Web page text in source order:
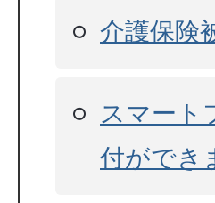
介護保険
スマート
付ができ